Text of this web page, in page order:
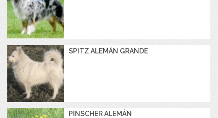
SPITZ ALEMÁN GRANDE
PINSCHER ALEMÁN